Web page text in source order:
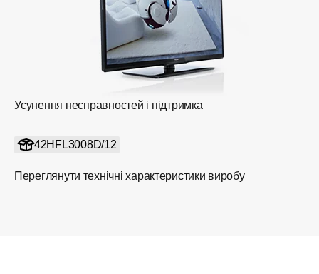
Усунення несправностей і підтримка
42HFL3008D/12
Переглянути технічні характеристики виробу